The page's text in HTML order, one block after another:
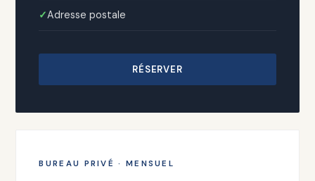
Adresse postale
RÉSERVER
BUREAU PRIVÉ · MENSUEL